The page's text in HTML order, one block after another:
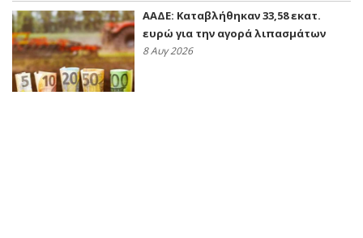
ΑΑΔΕ: Kαταβλήθηκαν 33,58 εκατ.
ευρώ για την αγορά λιπασμάτων
8 Αυγ 2026